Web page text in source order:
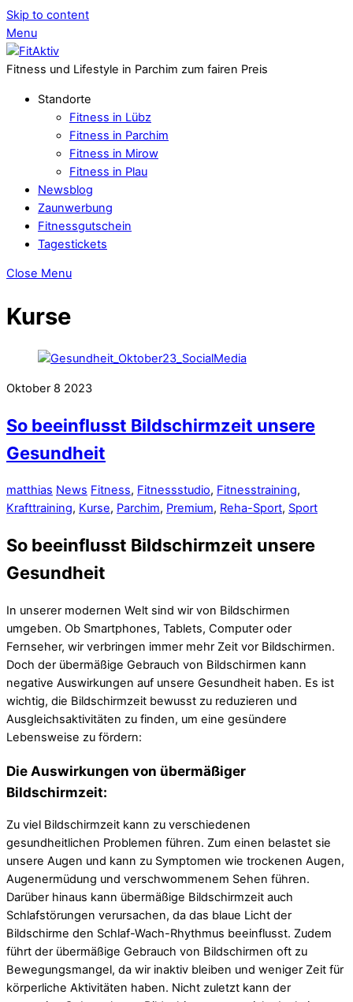
Skip to content
Menu
Fitness und Lifestyle in Parchim zum fairen Preis
Standorte
Fitness in Lübz
Fitness in Parchim
Fitness in Mirow
Fitness in Plau
Newsblog
Zaunwerbung
Fitnessgutschein
Tagestickets
Close Menu
Kurse
Oktober 8 2023
So beeinflusst Bildschirmzeit unsere
Gesundheit
matthias News Fitness, Fitnessstudio, Fitnesstraining,
Krafttraining, Kurse, Parchim, Premium, Reha-Sport, Sport
So beeinflusst Bildschirmzeit unsere
Gesundheit
In unserer modernen Welt sind wir von Bildschirmen
umgeben. Ob Smartphones, Tablets, Computer oder
Fernseher, wir verbringen immer mehr Zeit vor Bildschirmen.
Doch der übermäßige Gebrauch von Bildschirmen kann
negative Auswirkungen auf unsere Gesundheit haben. Es ist
wichtig, die Bildschirmzeit bewusst zu reduzieren und
Ausgleichsaktivitäten zu finden, um eine gesündere
Lebensweise zu fördern:
Die Auswirkungen von übermäßiger
Bildschirmzeit:
Zu viel Bildschirmzeit kann zu verschiedenen
gesundheitlichen Problemen führen. Zum einen belastet sie
unsere Augen und kann zu Symptomen wie trockenen Augen,
Augenermüdung und verschwommenem Sehen führen.
Darüber hinaus kann übermäßige Bildschirmzeit auch
Schlafstörungen verursachen, da das blaue Licht der
Bildschirme den Schlaf-Wach-Rhythmus beeinflusst. Zudem
führt der übermäßige Gebrauch von Bildschirmen oft zu
Bewegungsmangel, da wir inaktiv bleiben und weniger Zeit für
körperliche Aktivitäten haben. Nicht zuletzt kann der